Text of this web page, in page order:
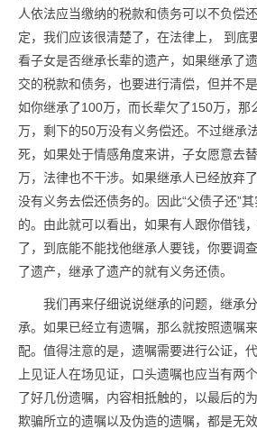
人依法应当缴纳的税款和债务可以不负偿
定，我们应该很清楚了，在法律上， 到底
看子女是否继承长辈的遗产，如果继承了
交的税款和债务，也要进行清偿，但并不
如你继承了100万，而长辈欠了150万，那
万，剩下的50万没有义务偿还。不过继承
死，如果处于情感角度来讲，子女愿意去
万，法律也不干涉。如果继承人已经放弃
没有义务去偿还债务的。因此“父债子还”
的。由此就可以看出，如果有人跟你借钱
了，到底能不能找他继承人要钱，你要调
了遗产，继承了遗产的就有义务还债。
我们再来仔细说说继承的问题，继承
承。如果已经立有遗嘱，那么就按照遗嘱
配。值得注意的是，遗嘱需要进行公证，
上见证人在场见证，口头遗嘱也应当有两
了好几份遗嘱，内容相抵触的，以最后的
欺骗所立的遗嘱以及伪造的遗嘱，都是无